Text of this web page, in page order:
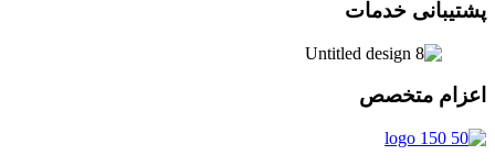
پشتیبانی خدمات
اعزام متخصص